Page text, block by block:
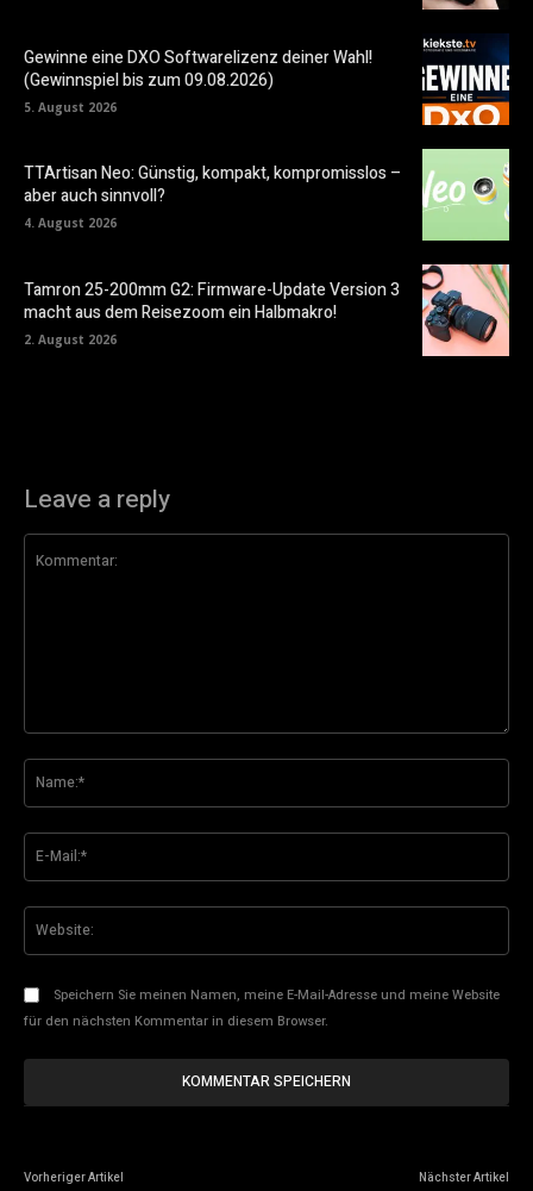
Gewinne eine DXO Softwarelizenz deiner Wahl!
(Gewinnspiel bis zum 09.08.2026)
5. August 2026
TTArtisan Neo: Günstig, kompakt, kompromisslos –
aber auch sinnvoll?
4. August 2026
Tamron 25-200mm G2: Firmware-Update Version 3
macht aus dem Reisezoom ein Halbmakro!
2. August 2026
Leave a reply
Speichern Sie meinen Namen, meine E-Mail-Adresse und meine Website
für den nächsten Kommentar in diesem Browser.
Vorheriger Artikel Nächster Artikel